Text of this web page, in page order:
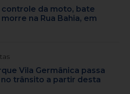
da moto, bate
na Rua Bahia, em
Vila Germânica passa
trânsito a partir desta